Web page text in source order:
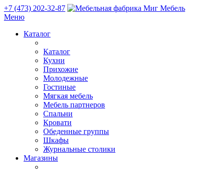
+7 (473) 202-32-87
Меню
Каталог
Каталог
Кухни
Прихожие
Молодежные
Гостиные
Мягкая мебель
Мебель партнеров
Спальни
Кровати
Обеденные группы
Шкафы
Журнальные столики
Магазины